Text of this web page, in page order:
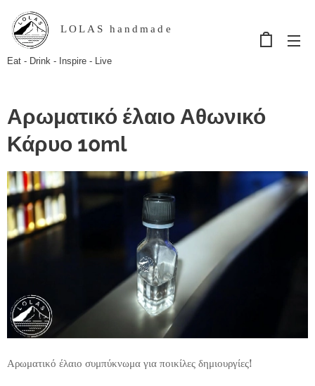
LOLAS handmade
Eat - Drink - Inspire - Live
Αρωματικό έλαιο Αθωνικό
Κάρυο 10ml
Αρωματικό έλαιο συμπύκνωμα για ποικίλες δημιουργίες!